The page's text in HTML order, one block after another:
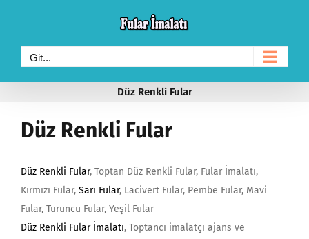
content
Git...
Düz Renkli Fular
Düz Renkli Fular
Düz Renkli Fular, Toptan Düz Renkli Fular, Fular İmalatı,
Kırmızı Fular, Sarı Fular, Lacivert Fular, Pembe Fular, Mavi
Fular, Turuncu Fular, Yeşil Fular
Düz Renkli Fular İmalatı, Toptancı imalatçı ajans ve